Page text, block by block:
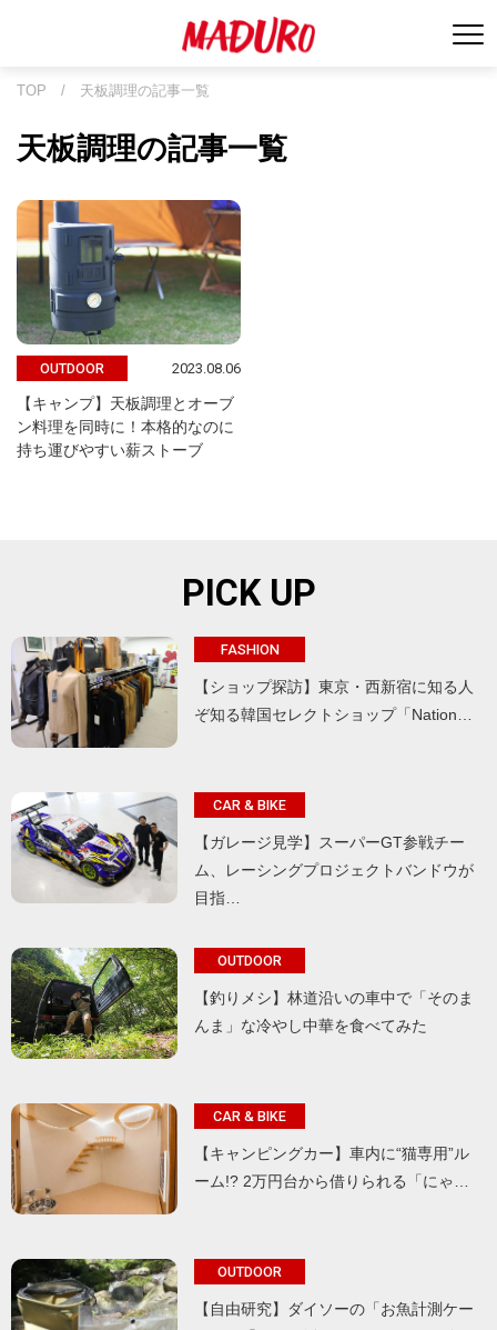
TOP / 天板調理の記事一覧
天板調理の記事一覧
OUTDOOR 2023.08.06
【キャンプ】天板調理とオーブ
ン料理を同時に！本格的なのに
持ち運びやすい薪ストーブ
PICK UP
FASHION
【ショップ探訪】東京・西新宿に知る人
ぞ知る韓国セレクトショップ「Nation…
CAR & BIKE
【ガレージ見学】スーパーGT参戦チー
ム、レーシングプロジェクトバンドウが
目指…
OUTDOOR
【釣りメシ】林道沿いの車中で「そのま
んま」な冷やし中華を食べてみた
CAR & BIKE
【キャンピングカー】車内に“猫専用”ル
ーム!? 2万円台から借りられる「にゃ…
OUTDOOR
【自由研究】ダイソーの「お魚計測ケー